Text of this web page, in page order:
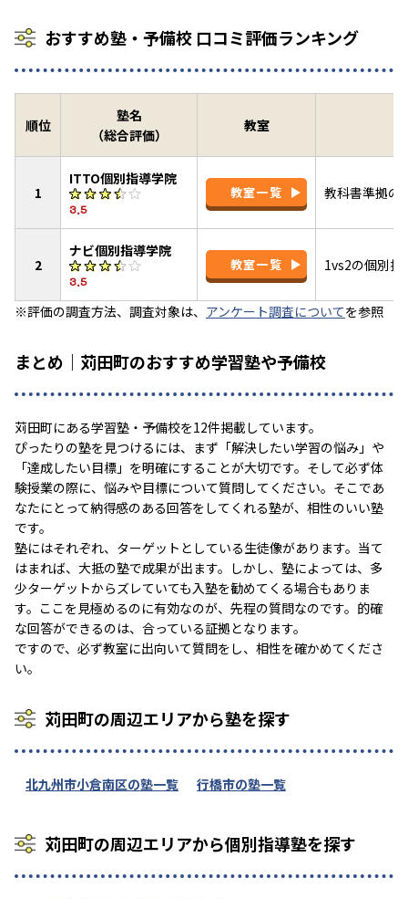
おすすめ塾・予備校 口コミ評価ランキング
順位
塾名
（総合評価）
教室
1
ITTO個別指導学院
3.5
教室一覧 教科書準拠の
2
ナビ個別指導学院
3.5
教室一覧 1vs2の個別指
※評価の調査方法、調査対象は、 アンケート調査についてを参照
まとめ｜苅田町のおすすめ学習塾や予備校
苅田町にある学習塾・予備校を12件掲載しています。
ぴったりの塾を見つけるには、まず「解決したい学習の悩み」や
「達成したい目標」を明確にすることが大切です。そして必ず体
験授業の際に、悩みや目標について質問してください。そこであ
なたにとって納得感のある回答をしてくれる塾が、相性のいい塾
です。
塾にはそれぞれ、ターゲットとしている生徒像があります。当て
はまれば、大抵の塾で成果が出ます。しかし、塾によっては、多
少ターゲットからズレていても入塾を勧めてくる場合もありま
す。ここを見極めるのに有効なのが、先程の質問なのです。的確
な回答ができるのは、合っている証拠となります。
ですので、必ず教室に出向いて質問をし、相性を確かめてくださ
い。
苅田町の周辺エリアから塾を探す
北九州市小倉南区の塾一覧 行橋市の塾一覧
苅田町の周辺エリアから個別指導塾を探す